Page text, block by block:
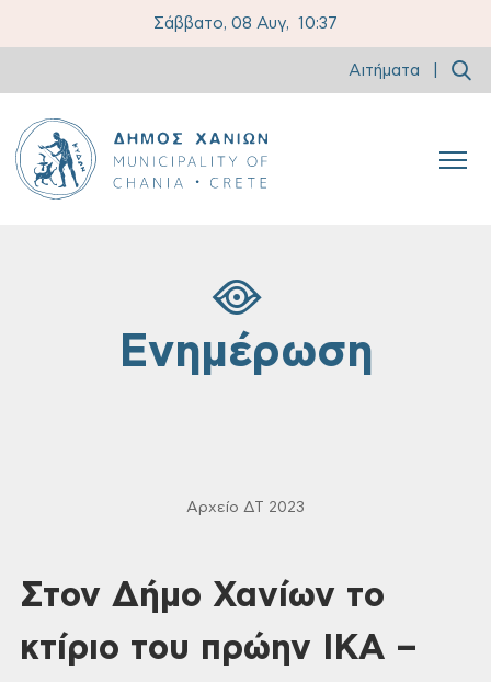
Σάββατο, 08 Αυγ, 10:37
Αιτήματα
Ενημέρωση
Αρχείο ΔΤ 2023
Στον Δήμο Χανίων το
κτίριο του πρώην ΙΚΑ –